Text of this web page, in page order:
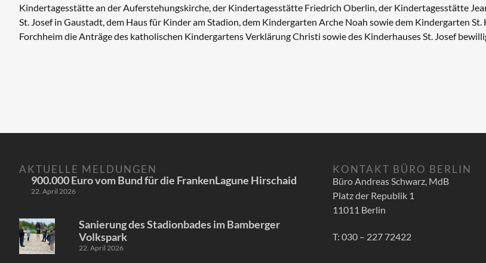
Kindertagesstätte an der Auferstehungskirche, der Kindertagesstätte Friedrich Oberlin, der Kindertagesstätte
St. Josef in Gaustadt, dem Haus für Kinder am Stadion, dem Kindergarten Arche Noah sowie dem Kindergarten St.
Forchheim die Anträge des katholischen Kindergartens Verklärung Christi sowie des Kinderhauses St. Josef
AKTUELLE MELDUNGEN
900.000 Euro vom Bund für die FrankenLagune Hirschaid
22. April 2026
Sanierung des Stadionbades im Bamberger
Volkspark
22. April 2026
KONTAKT BÜRO BERLIN
Büro Andreas Schwarz, MdB
Platz der Republik 1
11011 Berlin
T: 030 – 227 72422